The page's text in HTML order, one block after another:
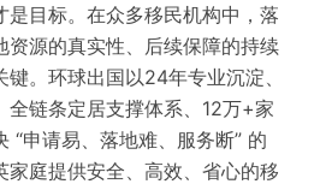
是目标。在众多移民机构中，落
资源的真实性、后续保障的持续
。环球出国以24年专业沉淀、
全链条定居支撑体系、12万+家
“申请易、落地难、服务断” 的
家庭提供安全、高效、省心的移